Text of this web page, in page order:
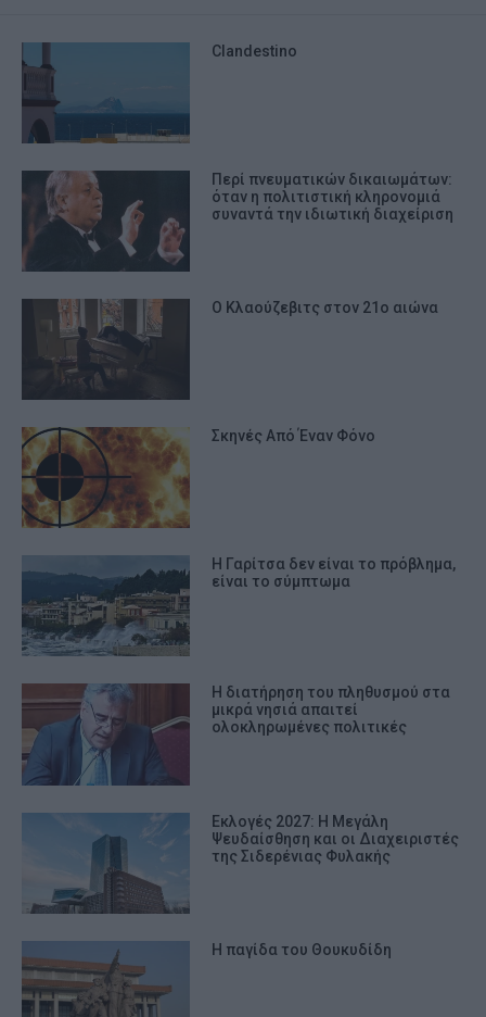
Clandestino
Περί πνευματικών δικαιωμάτων:
όταν η πολιτιστική κληρονομιά
συναντά την ιδιωτική διαχείριση
Ο Κλαούζεβιτς στον 21ο αιώνα
Σκηνές Από Έναν Φόνο
Η Γαρίτσα δεν είναι το πρόβλημα,
είναι το σύμπτωμα
Η διατήρηση του πληθυσμού στα
μικρά νησιά απαιτεί
ολοκληρωμένες πολιτικές
Εκλογές 2027: Η Μεγάλη
Ψευδαίσθηση και οι Διαχειριστές
της Σιδερένιας Φυλακής
Η παγίδα του Θουκυδίδη